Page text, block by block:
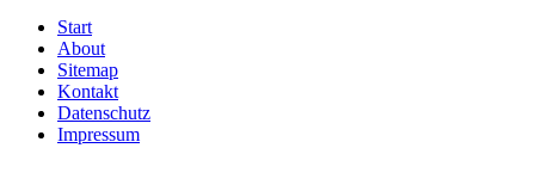
Start
About
Sitemap
Kontakt
Datenschutz
Impressum